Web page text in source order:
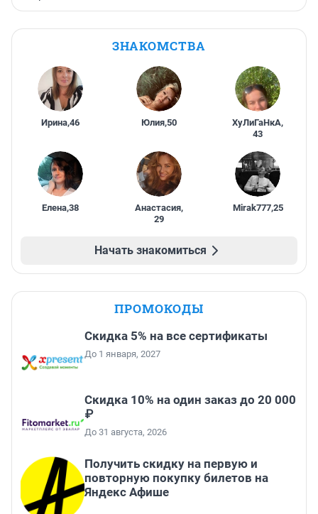
ЗНАКОМСТВА
Ирина,46 Юлия,50 ХуЛиГаНкА,
43
Елена,38 Анастасия,
29
Mirak777,25
Начать знакомиться
ПРОМОКОДЫ
Скидка 5% на все сертификаты
До 1 января, 2027
Скидка 10% на один заказ до 20 000
₽
До 31 августа, 2026
Получить скидку на первую и
повторную покупку билетов на
Яндекс Афише